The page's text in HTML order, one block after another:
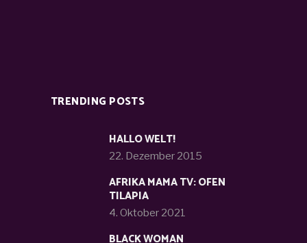
TRENDING POSTS
HALLO WELT!
22. Dezember 2015
AFRIKA MAMA TV: OFEN
TILAPIA
4. Oktober 2021
BLACK WOMAN